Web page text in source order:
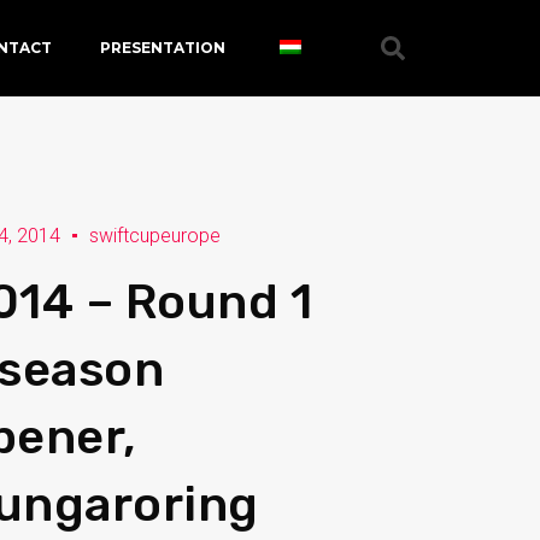
PRESENTATION
2014 swiftcupeurope
– Round 1